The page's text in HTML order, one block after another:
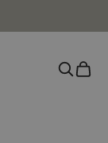
Søg